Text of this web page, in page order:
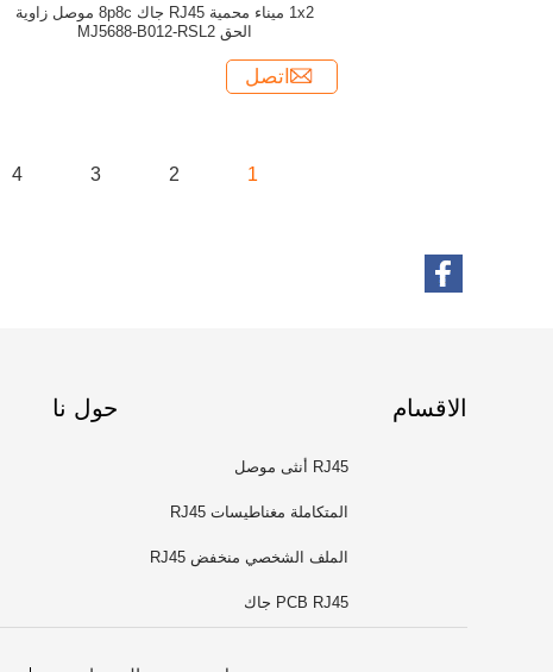
1x2 ميناء محمية RJ45 جاك 8p8c موصل زاوية
الحق MJ5688-B012-RSL2
اتصل
1
2
3
4
الاقسام
RJ45 أنثى موصل
المتكاملة مغناطيسات RJ45
الملف الشخصي منخفض RJ45
PCB RJ45 جاك
حول نا